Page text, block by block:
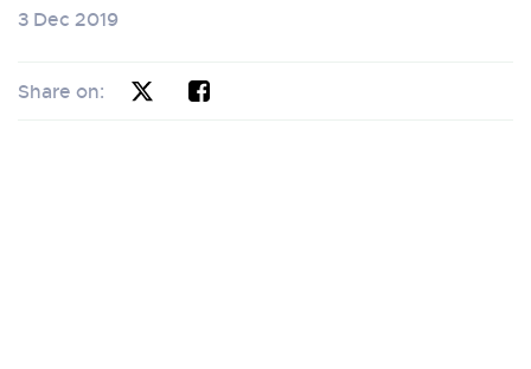
3 Dec 2019
Share on: